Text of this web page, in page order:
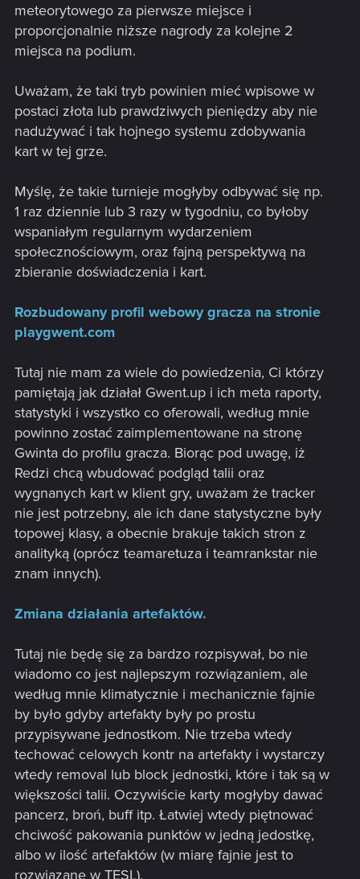
meteorytowego za pierwsze miejsce i
proporcjonalnie niższe nagrody za kolejne 2
miejsca na podium.
Uważam, że taki tryb powinien mieć wpisowe w
postaci złota lub prawdziwych pieniędzy aby nie
nadużywać i tak hojnego systemu zdobywania
kart w tej grze.
Myślę, że takie turnieje mogłyby odbywać się np.
1 raz dziennie lub 3 razy w tygodniu, co byłoby
wspaniałym regularnym wydarzeniem
społecznościowym, oraz fajną perspektywą na
zbieranie doświadczenia i kart.
Rozbudowany profil webowy gracza na stronie
playgwent.com
Tutaj nie mam za wiele do powiedzenia, Ci którzy
pamiętają jak działał Gwent.up i ich meta raporty,
statystyki i wszystko co oferowali, według mnie
powinno zostać zaimplementowane na stronę
Gwinta do profilu gracza. Biorąc pod uwagę, iż
Redzi chcą wbudować podgląd talii oraz
wygnanych kart w klient gry, uważam że tracker
nie jest potrzebny, ale ich dane statystyczne były
topowej klasy, a obecnie brakuje takich stron z
analityką (oprócz teamaretuza i teamrankstar nie
znam innych).
Zmiana działania artefaktów.
Tutaj nie będę się za bardzo rozpisywał, bo nie
wiadomo co jest najlepszym rozwiązaniem, ale
według mnie klimatycznie i mechanicznie fajnie
by było gdyby artefakty były po prostu
przypisywane jednostkom. Nie trzeba wtedy
techować celowych kontr na artefakty i wystarczy
wtedy removal lub block jednostki, które i tak są w
większości talii. Oczywiście karty mogłyby dawać
pancerz, broń, buff itp. Łatwiej wtedy piętnować
chciwość pakowania punktów w jedną jedostkę,
albo w ilość artefaktów (w miarę fajnie jest to
rozwiązane w TESL).